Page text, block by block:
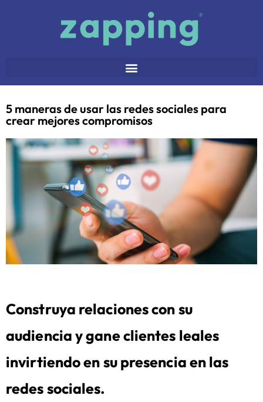
5 maneras de usar las redes sociales para
crear mejores compromisos
Construya relaciones con su
audiencia y gane clientes leales
invirtiendo en su presencia en las
redes sociales.